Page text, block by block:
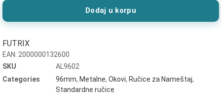
Dodaj u korpu
FUTRIX
EAN: 2000000132600
SKU
AL9602
Categories
96mm, Metalne, Okovi, Ručice za Nameštaj,
Standardne ručice